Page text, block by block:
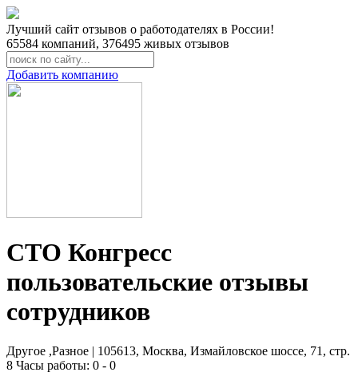
Лучший сайт отзывов о работодателях в России!
65584 компаний, 376495 живых отзывов
Добавить компанию
СТО Конгресс
пользовательские отзывы
сотрудников
Другое ,Разное | 105613, Москва, Измайловское шоссе, 71, стр.
8 Часы работы: 0 - 0